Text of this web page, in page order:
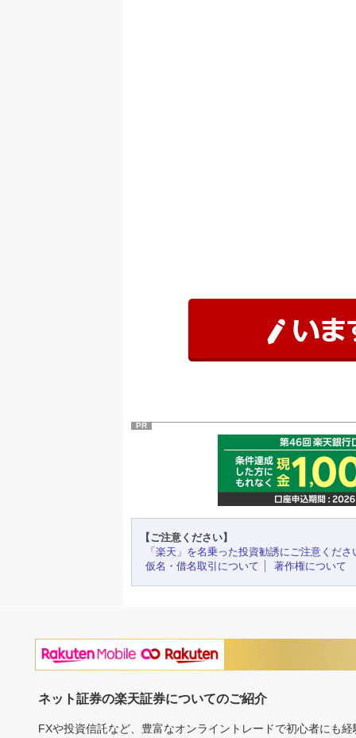
PR
【ご注意ください】
「楽天」を名乗った投資勧誘にご注意くださ
仮名・借名取引について
著作権について
ネット証券の楽天証券についてのご紹介
FXや投資信託など、豊富なオンライントレードで初心者にも